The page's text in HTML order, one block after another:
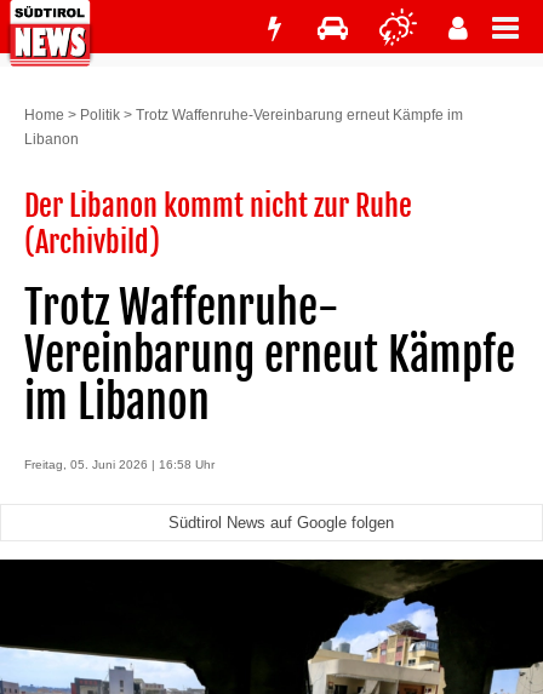
Home > Politik > Trotz Waffenruhe-Vereinbarung erneut Kämpfe im
Libanon
Der Libanon kommt nicht zur Ruhe
(Archivbild)
Trotz Waffenruhe-
Vereinbarung erneut Kämpfe
im Libanon
Freitag, 05. Juni 2026 | 16:58 Uhr
Südtirol News auf Google folgen